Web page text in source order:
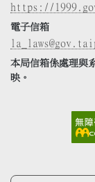
https://
電子信箱
本局信箱係處理與
映。